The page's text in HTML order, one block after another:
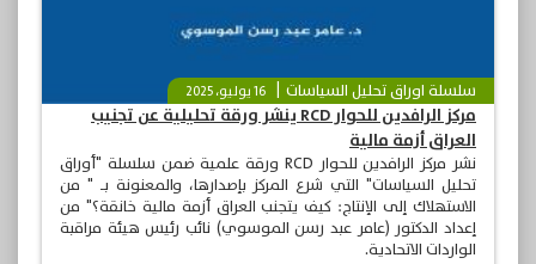
سلسلة اوراق تحليل السياسات 16 يوليو، 2025
مركز الرافدين للحوار RCD ينشر ورقة تحليلية عن تجنيب
العراق أزمة مالية
نشر مركز الرافدين للحوار RCD ورقة علمية ضمن سلسلة "أوراق
تحليل السياسات" التي شرع المركز بإصدارها، والمعنونة بـ " من
الاستهلاك إلى الإنتاج: كيف يتجنب العراق أزمة مالية خانقة؟" من
إعداد الدكتور (عامر عبد رسن الموسوي) نائب رئيس هيئة مراقبة
الواردات الاتحادية.